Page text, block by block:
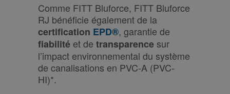
Comme FITT Bluforce, FITT Bluforce
RJ bénéficie également de la
certification EPD®, garantie de
fiabilité et de transparence sur
l’impact environnemental du système
de canalisations en PVC-A (PVC-
HI)*.